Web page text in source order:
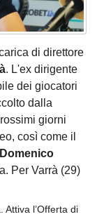
di direttore
. L'ex dirigente
dei giocatori
dalla
giorni
così come il
Domenico
Per Varrà (29)
Attiva l’Offerta di